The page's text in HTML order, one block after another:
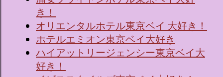
き！
オリエンタルホテル東京ベイ 大好き！
ホテルエミオン東京ベイ大好き
ハイアットリージェンシー東京ベイ大
好き！